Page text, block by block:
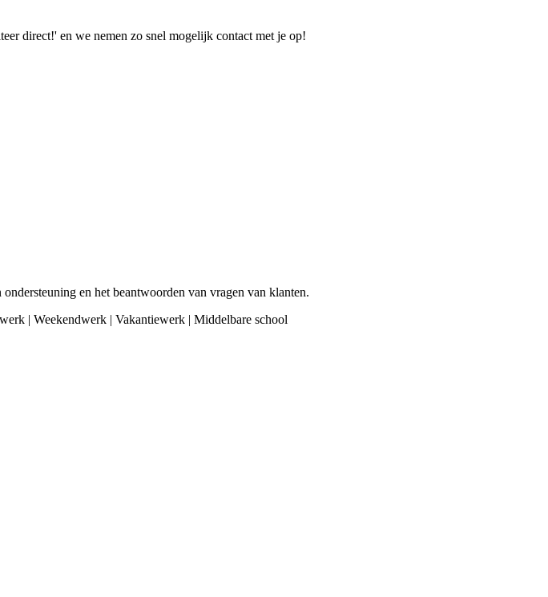
direct!' en we nemen zo snel mogelijk contact met je op!
en het beantwoorden van vragen van klanten.
| Weekendwerk | Vakantiewerk | Middelbare school